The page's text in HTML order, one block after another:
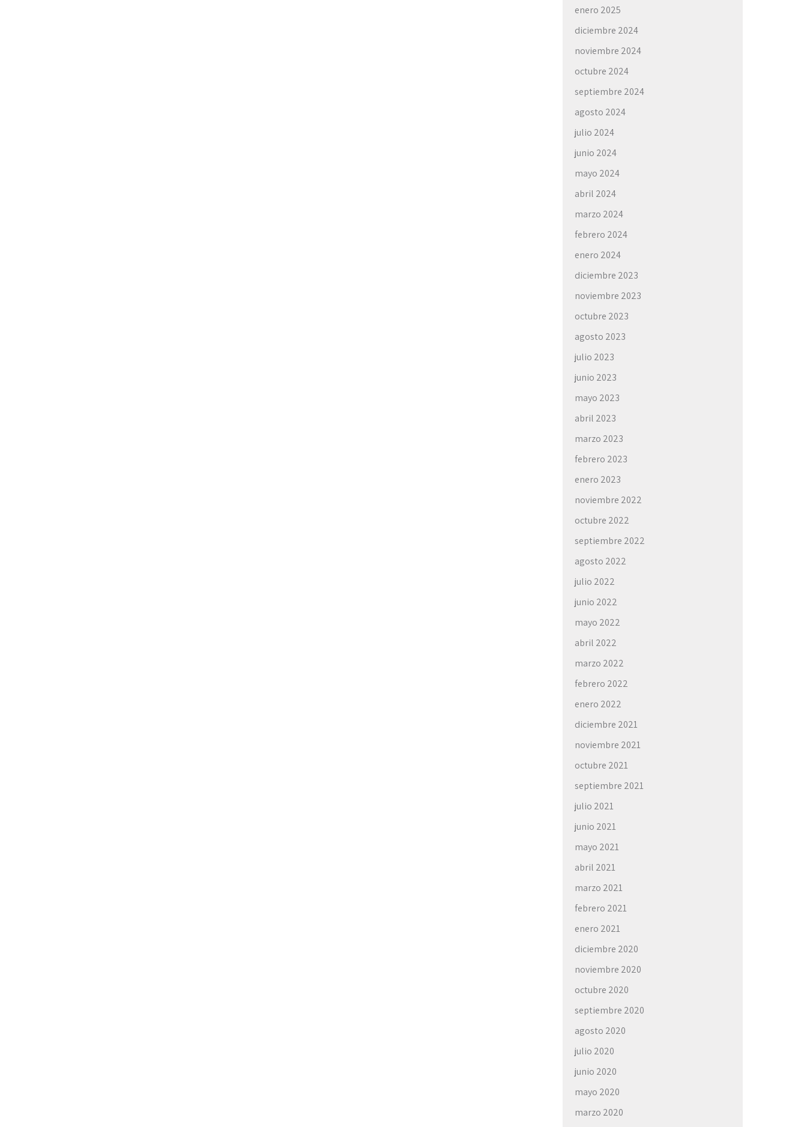
enero 2025
diciembre 2024
noviembre 2024
octubre 2024
septiembre 2024
agosto 2024
julio 2024
junio 2024
mayo 2024
abril 2024
marzo 2024
febrero 2024
enero 2024
diciembre 2023
noviembre 2023
octubre 2023
agosto 2023
julio 2023
junio 2023
mayo 2023
abril 2023
marzo 2023
febrero 2023
enero 2023
noviembre 2022
octubre 2022
septiembre 2022
agosto 2022
julio 2022
junio 2022
mayo 2022
abril 2022
marzo 2022
febrero 2022
enero 2022
diciembre 2021
noviembre 2021
octubre 2021
septiembre 2021
julio 2021
junio 2021
mayo 2021
abril 2021
marzo 2021
febrero 2021
enero 2021
diciembre 2020
noviembre 2020
octubre 2020
septiembre 2020
agosto 2020
julio 2020
junio 2020
mayo 2020
marzo 2020